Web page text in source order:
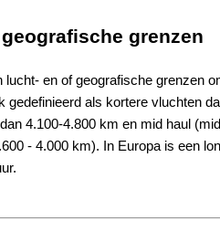
grenzen
en of geografische grenzen
als kortere vluchten
4.100-4.800 km en mid haul
- 4.000 km). In Europa is een